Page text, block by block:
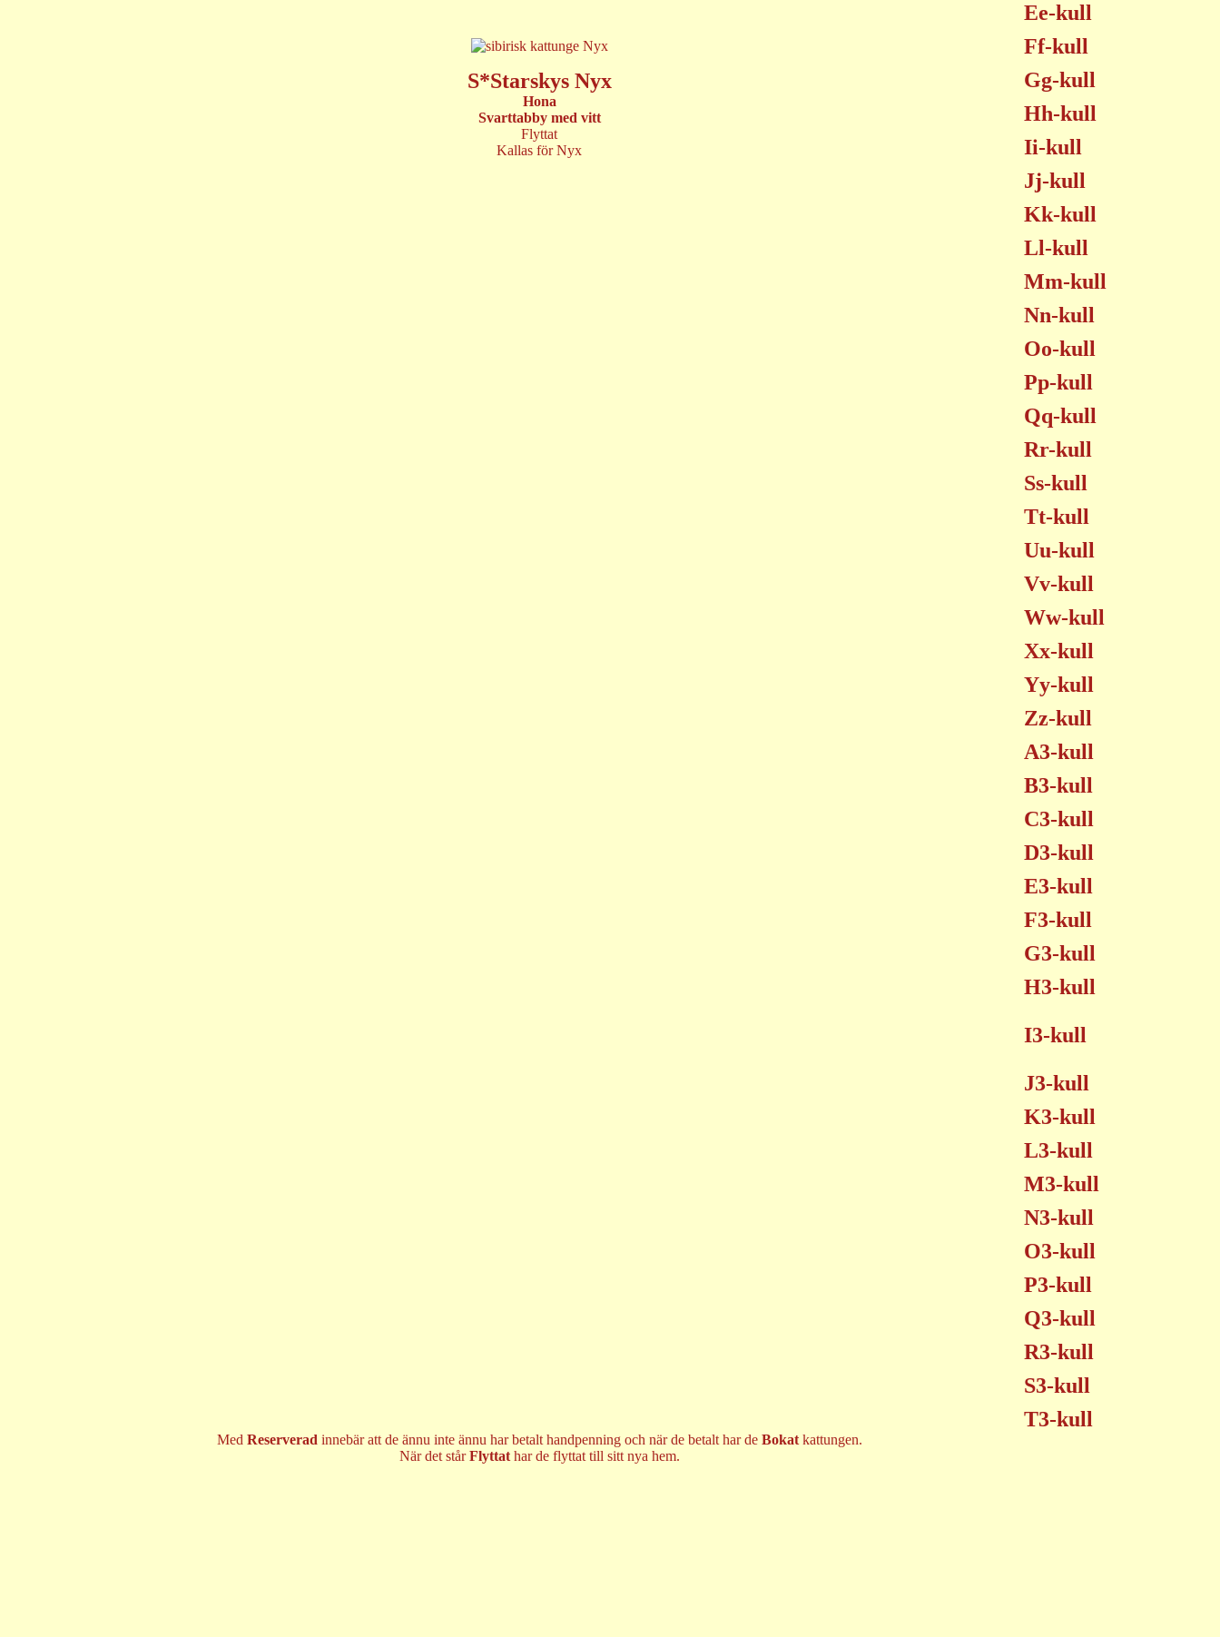
S*Starskys Nyx
Hona
Svarttabby med vitt
Flyttat
Kallas för Nyx
Ee-kull
Ff-kull
Gg-kull
Hh-kull
Ii-kull
Jj-kull
Kk-kull
Ll-kull
Mm-kull
Nn-kull
Oo-kull
Pp-kull
Qq-kull
Rr-kull
Ss-kull
Tt-kull
Uu-kull
Vv-kull
Ww-kull
Xx-kull
Yy-kull
Zz-kull
A3-kull
B3-kull
C3-kull
D3-kull
E3-kull
F3-kull
G3-kull
H3-kull
I3-kull
J3-kull
K3-kull
L3-kull
M3-kull
N3-kull
O3-kull
P3-kull
Q3-kull
R3-kull
S3-kull
T3-kull
Med Reserverad innebär att de ännu inte ännu har betalt handpenning och när de betalt har de Bokat kattungen.
När det stårFlyttathar de flyttat till sitt nya hem.